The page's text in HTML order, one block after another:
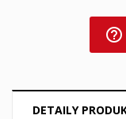
help_outline
DETAILY